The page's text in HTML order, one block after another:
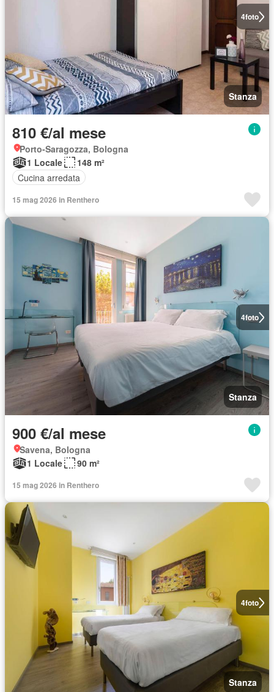
4foto
Stanza
810 €/al mese
Porto-Saragozza, Bologna
1 Locale
148 m²
Cucina arredata
15 mag 2026 in Renthero
4foto
Stanza
900 €/al mese
Savena, Bologna
1 Locale
90 m²
15 mag 2026 in Renthero
4foto
Stanza